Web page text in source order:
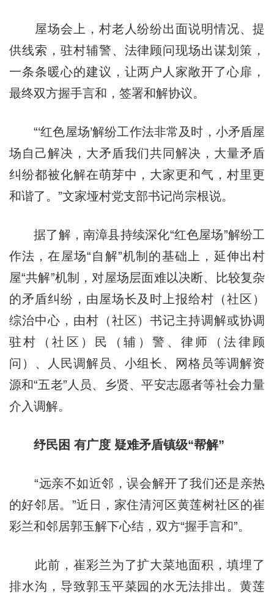
屋场会上，村老人纷纷出面说明情况、提
供线索，驻村辅警、法律顾问现场出谋划策，
一条条暖心的建议，让两户人家敞开了心扉，
最终双方握手言和，签署和解协议。
“‘红色屋场’解纷工作法非常及时，小矛盾屋
场自己解决，大矛盾我们共同解决，大量矛盾
纠纷都被化解在萌芽中，大家更和气，村里更
和谐了。”文家垭村党支部书记尚宗根说。
据了解，南漳县持续深化“红色屋场”解纷工
作法，在屋场“自解”机制的基础上，延伸出村
屋“共解”机制，对屋场层面难以决断、比较复杂
的矛盾纠纷，由屋场长及时上报给村（社区）
综治中心，由村（社区）书记主持调解或协调
驻村（社区）民（辅）警、律师（法律顾
问）、人民调解员、小组长、网格员等调解资
源和“五老”人员、乡贤、平安志愿者等社会力量
介入调解。
纾民困 有广度 疑难矛盾镇级“帮解”
“远亲不如近邻，误会解开了我们还是亲热
的好邻居。”近日，家住清河区黄莲树社区的崔
彩兰和邻居郭玉解下心结，双方“握手言和”。
此前，崔彩兰为了扩大菜地面积，填埋了
排水沟，导致郭玉平菜园的水无法排出。黄莲